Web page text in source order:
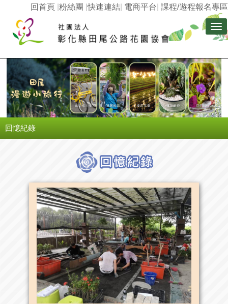
課程/遊程報名專區
電商平台
快速連結
粉絲團 |
回首頁
回憶紀錄